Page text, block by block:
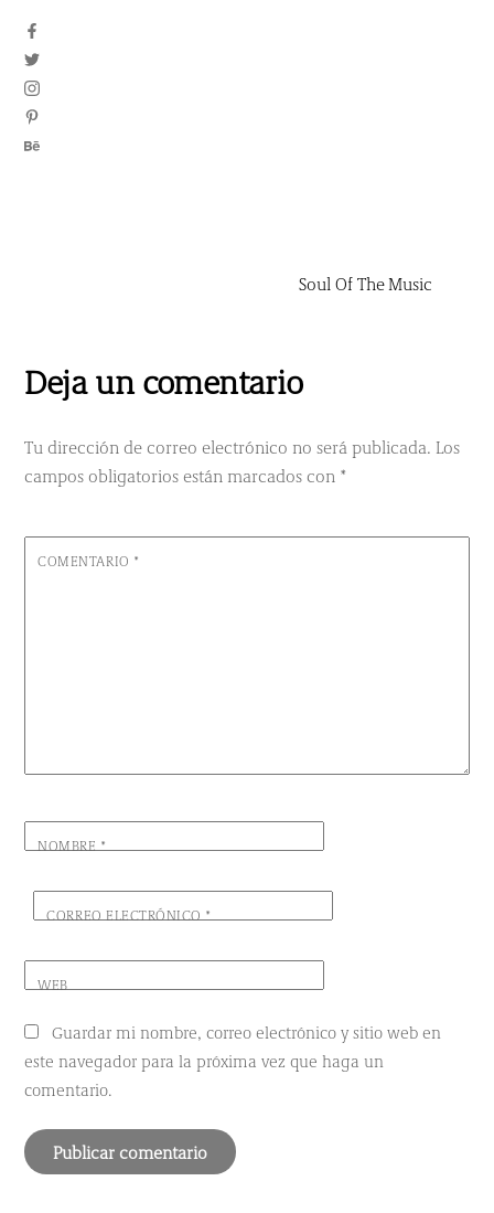
Soul Of The Music
Deja un comentario
Tu dirección de correo electrónico no será publicada. Los
campos obligatorios están marcados con *
COMENTARIO *
NOMBRE*
CORREO ELECTRÓNICO *
WEB
Guardar mi nombre, correo electrónico y sitio web en
este navegador para la próxima vez que haga un
comentario.